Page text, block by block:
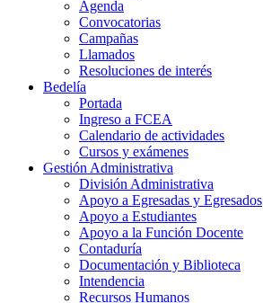
Agenda
Convocatorias
Campañas
Llamados
Resoluciones de interés
Bedelía
Portada
Ingreso a FCEA
Calendario de actividades
Cursos y exámenes
Gestión Administrativa
División Administrativa
Apoyo a Egresadas y Egresados
Apoyo a Estudiantes
Apoyo a la Función Docente
Contaduría
Documentación y Biblioteca
Intendencia
Recursos Humanos